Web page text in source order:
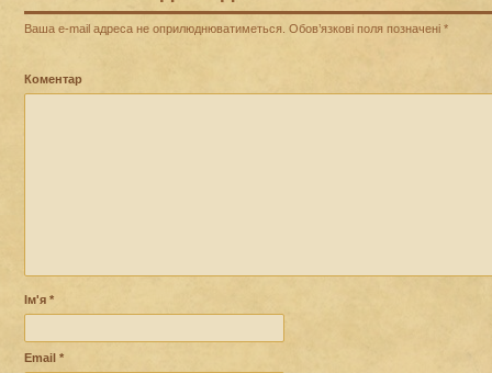
Ваша e-mail адреса не оприлюднюватиметься. Обов’язкові поля позначені *
Коментар
Ім'я *
Email *